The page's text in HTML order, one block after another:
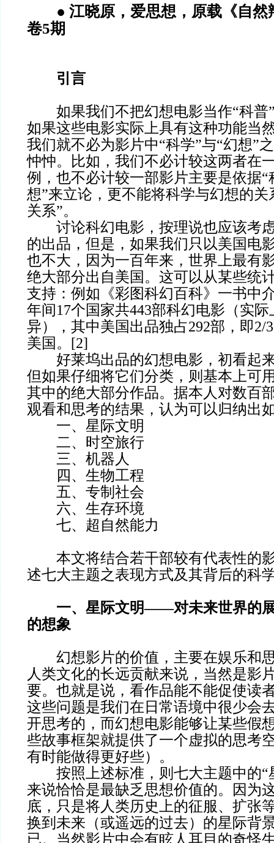
● 江晓原，爱思想，原载《自然
卷5期
引言
如果我们不把幻想电影当作“科
如果这些电影实际上具有这种功能
我们就不必为影片中“科学”与“幻想”
忡忡。比如，我们不必计较这两者在
例，也不必计较一部影片主要是依据“
想”来立论，更不能将科学与幻想的关
关系”。
讨论科幻电影，按理说也应该考
的出品，但是，如果我们只以美国电
也不大，因为一百年来，世界上最有
绝大部分出自美国。这可以从某些统
支持：例如《彩图科幻百科》一书中
年间17个国家共443部科幻电影（实
异），其中美国出品独占292部，即2/
美国。[2]
好莱坞出品的幻想电影，初看起
但如果仔细将它们分类，则基本上可
其中的绝大部分作品。据本人对数百
观看和思考的结果，认为可以归纳出
一、星际文明
二、时空旅行
三、机器人
四、生物工程
五、专制社会
六、生存环境
七、超自然能力
本文将结合若干部较有代表性的
述七大主题之表现方式及其背后的科
一、星际文明——对未来世界的
的想象
幻想影片的价值，主要在娱乐和
人类文化的长远贡献来说，当然是影
要。也就是说，看作品能不能促使读
这些问题是我们在日常语境中很少会
开思考的，而幻想电影能够让某些假
些故事框架就提供了一个虚拟的思考
有时能做得更好些）。
按照上述标准，则七大主题中的“
来说恰恰是最缺乏思想价值的。因为
底，只是将人类历史上的征服、扩张
换到未来（或遥远的过去）的星际背
已。当然影片中会有眩人耳目的奇怪